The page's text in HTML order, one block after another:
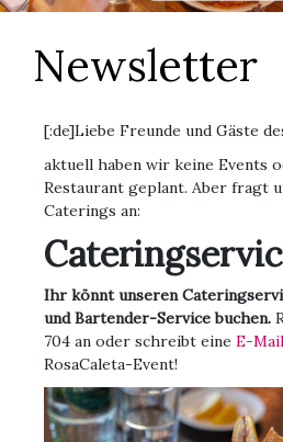
Newsletter
[:de]Liebe Freunde und Gäste
aktuell haben wir keine Events
Restaurant geplant. Aber fragt
Caterings an:
Ihr könnt unseren
und Bartender-Service buchen.
704 an oder schreibt eine E-Mail
RosaCaleta-Event!